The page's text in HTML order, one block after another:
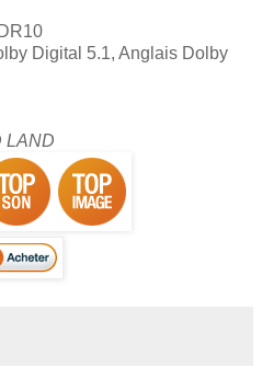
Digital 5.1, Anglais Dolby
LAND